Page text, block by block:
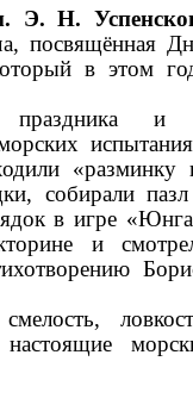
Э. Н.
посвящённая
в этом
праздника и
«разминку
собирали
в игре
и